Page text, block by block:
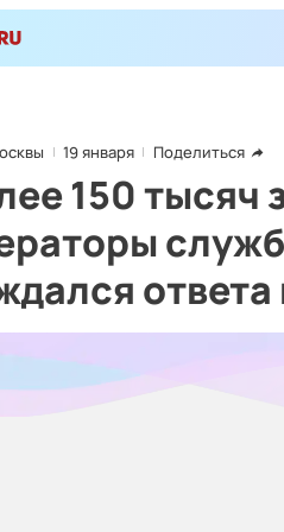
19 января Поделиться
150 тысяч